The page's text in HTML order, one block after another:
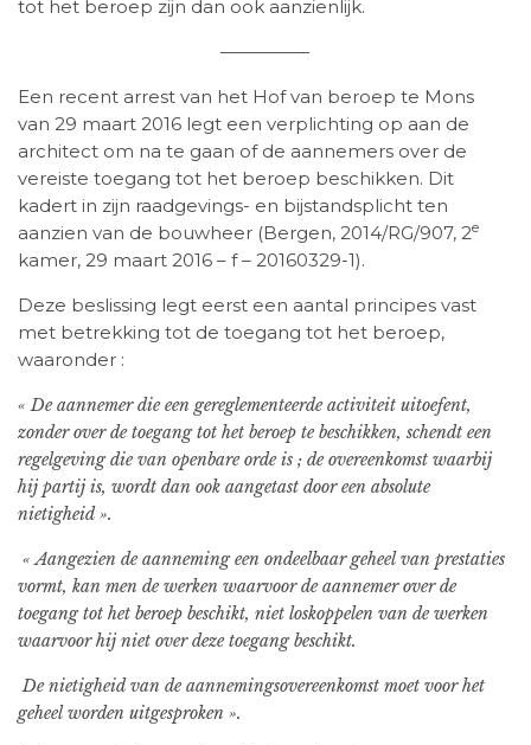
tot het beroep zijn dan ook aanzienlijk.
—————
Een recent arrest van het Hof van beroep te Mons
van 29 maart 2016 legt een verplichting op aan de
architect om na te gaan of de aannemers over de
vereiste toegang tot het beroep beschikken. Dit
kadert in zijn raadgevings- en bijstandsplicht ten
aanzien van de bouwheer (Bergen, 2014/RG/907, 2e
kamer, 29 maart 2016 – f – 20160329-1).
Deze beslissing legt eerst een aantal principes vast
met betrekking tot de toegang tot het beroep,
waaronder :
« De aannemer die een gereglementeerde activiteit uitoefent,
zonder over de toegang tot het beroep te beschikken, schendt een
regelgeving die van openbare orde is ; de overeenkomst waarbij
hij partij is, wordt dan ook aangetast door een absolute
nietigheid ».
« Aangezien de aanneming een ondeelbaar geheel van prestaties
vormt, kan men de werken waarvoor de aannemer over de
toegang tot het beroep beschikt, niet loskoppelen van de werken
waarvoor hij niet over deze toegang beschikt.
De nietigheid van de aannemingsovereenkomst moet voor het
geheel worden uitgesproken ».